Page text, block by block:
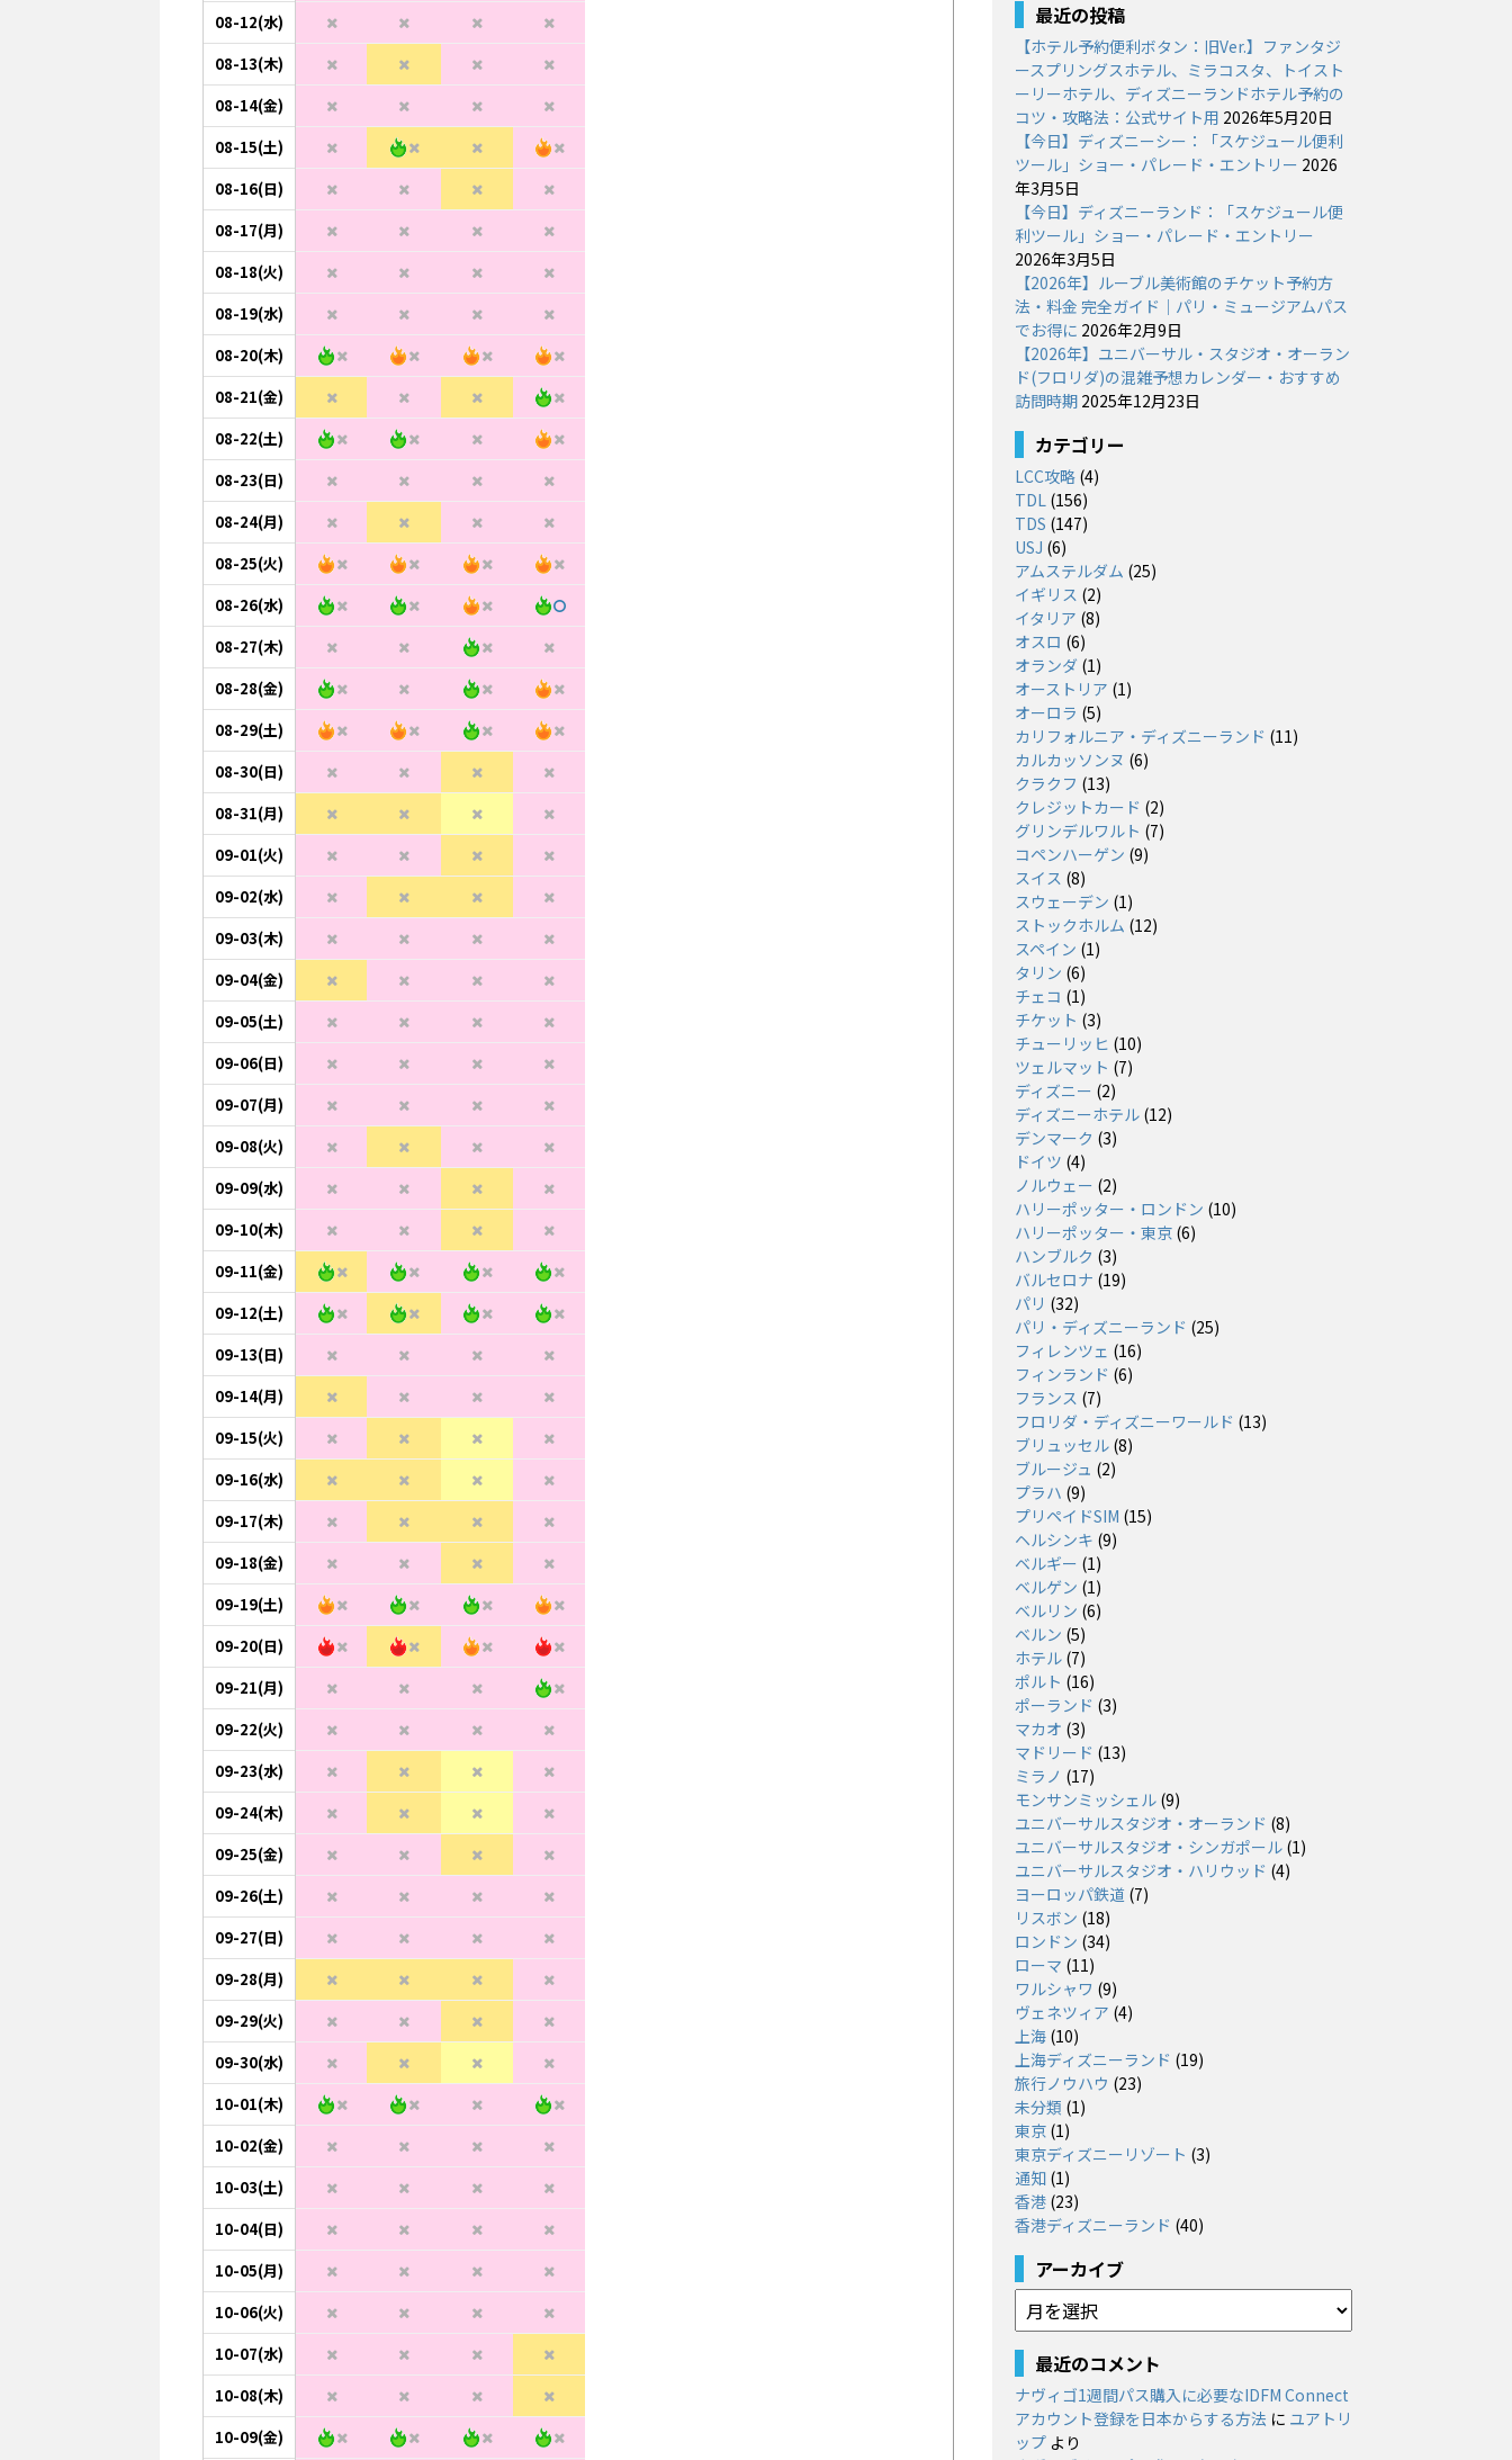
08-12(水)
08-13(木)
08-14(金)
08-15(土)
08-16(日)
08-17(月)
08-18(火)
08-19(水)
08-20(木)
08-21(金)
08-22(土)
08-23(日)
08-24(月)
08-25(火)
08-26(水)
08-27(木)
08-28(金)
08-29(土)
08-30(日)
08-31(月)
09-01(火)
09-02(水)
09-03(木)
09-04(金)
09-05(土)
09-06(日)
09-07(月)
09-08(火)
09-09(水)
09-10(木)
09-11(金)
09-12(土)
09-13(日)
09-14(月)
09-15(火)
09-16(水)
09-17(木)
09-18(金)
09-19(土)
09-20(日)
09-21(月)
09-22(火)
09-23(水)
09-24(木)
09-25(金)
09-26(土)
09-27(日)
09-28(月)
09-29(火)
09-30(水)
10-01(木)
10-02(金)
10-03(土)
10-04(日)
10-05(月)
10-06(火)
10-07(水)
10-08(木)
10-09(金)
最近の投稿
【ホテル予約便利ボタン：旧Ver.】ファンタジ
ースプリングスホテル、ミラコスタ、トイスト
ーリーホテル、ディズニーランドホテル予約の
コツ・攻略法：公式サイト用 2026年5月20日
【今日】ディズニーシー：「スケジュール便利
ツール」ショー・パレード・エントリー 2026
年3月5日
【今日】ディズニーランド：「スケジュール便
利ツール」ショー・パレード・エントリー
2026年3月5日
【2026年】ルーブル美術館のチケット予約方
法・料金 完全ガイド｜パリ・ミュージアムパス
でお得に 2026年2月9日
【2026年】ユニバーサル・スタジオ・オーラン
ド(フロリダ)の混雑予想カレンダー・おすすめ
訪問時期 2025年12月23日
カテゴリー
LCC攻略 (4)
TDL (156)
TDS (147)
USJ (6)
アムステルダム (25)
イギリス (2)
イタリア (8)
オスロ (6)
オランダ (1)
オーストリア (1)
オーロラ (5)
カリフォルニア・ディズニーランド (11)
カルカッソンヌ (6)
クラクフ (13)
クレジットカード (2)
グリンデルワルト (7)
コペンハーゲン (9)
スイス (8)
スウェーデン (1)
ストックホルム (12)
スペイン (1)
タリン (6)
チェコ (1)
チケット (3)
チューリッヒ (10)
ツェルマット (7)
ディズニー (2)
ディズニーホテル (12)
デンマーク (3)
ドイツ (4)
ノルウェー (2)
ハリーポッター・ロンドン (10)
ハリーポッター・東京 (6)
ハンブルク (3)
バルセロナ (19)
パリ (32)
パリ・ディズニーランド (25)
フィレンツェ (16)
フィンランド (6)
フランス (7)
フロリダ・ディズニーワールド (13)
ブリュッセル (8)
ブルージュ (2)
プラハ (9)
プリペイドSIM (15)
ヘルシンキ (9)
ベルギー (1)
ベルゲン (1)
ベルリン (6)
ベルン (5)
ホテル (7)
ポルト (16)
ポーランド (3)
マカオ (3)
マドリード (13)
ミラノ (17)
モンサンミッシェル (9)
ユニバーサルスタジオ・オーランド (8)
ユニバーサルスタジオ・シンガポール (1)
ユニバーサルスタジオ・ハリウッド (4)
ヨーロッパ鉄道 (7)
リスボン (18)
ロンドン (34)
ローマ (11)
ワルシャワ (9)
ヴェネツィア (4)
上海 (10)
上海ディズニーランド (19)
旅行ノウハウ (23)
未分類 (1)
東京 (1)
東京ディズニーリゾート (3)
通知 (1)
香港 (23)
香港ディズニーランド (40)
アーカイブ
ア
ー
カ
イ
ブ
最近のコメント
ナヴィゴ1週間パス購入に必要なIDFM Connect
アカウント登録を日本からする方法 に ユアトリ
ップ より